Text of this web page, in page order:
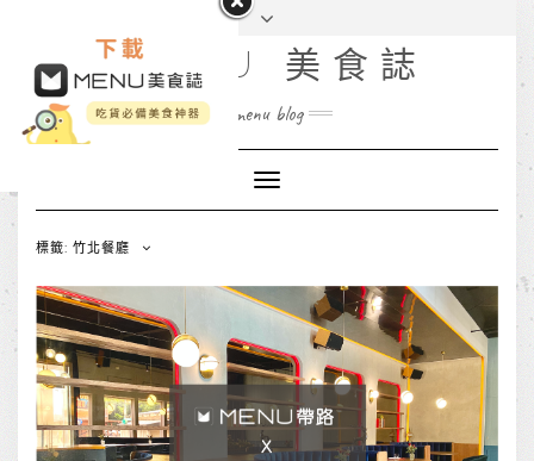
MENU 美食誌
menu blog
Toggle
Navigation
標籤: 竹北餐廳